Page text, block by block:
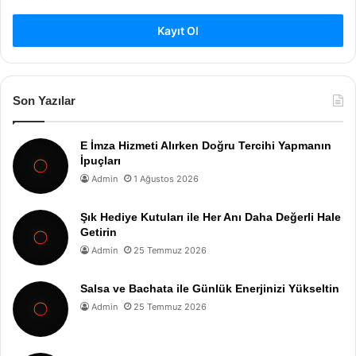
Kayıt Ol
Son Yazılar
E İmza Hizmeti Alırken Doğru Tercihi Yapmanın
İpuçları
Admin 1 Ağustos 2026
Şık Hediye Kutuları ile Her Anı Daha Değerli Hale
Getirin
Admin 25 Temmuz 2026
Salsa ve Bachata ile Günlük Enerjinizi Yükseltin
Admin 25 Temmuz 2026